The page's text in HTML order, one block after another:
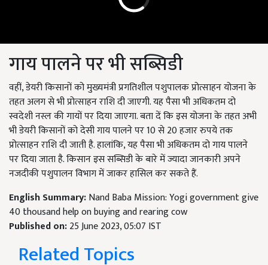
गाय पालने पर भी सब्सिडी
वहीं, डेयरी किसानों को मुख्यमंत्री प्रगतिशील पशुपालक प्रोत्साहन योजना के
तहत अलग से भी प्रोत्साहन राशि दी जाएगी. यह पैसा भी अधिकतम दो
स्वदेशी नस्ल की गायों पर दिया जाएगा. बता दें कि इस योजना के तहत अभी
भी डेयरी किसानों को देसी गाय पालने पर 10 से 20 हजार रुपये तक
प्रोत्साहन राशि दी जाती है. हालांकि, यह पैसा भी अधिकतम दो गाय पालने
पर दिया जाता है. किसान इस सब्सिडी के बारे में ज्यादा जानकारी अपने
नजदीकी पशुपालन विभाग में जाकर हासिल कर सकते हैं.
English Summary:Nand Baba Mission: Yogi government give
40 thousand help on buying and rearing cow
Published on:25 June 2023, 05:07 IST
Related Topics